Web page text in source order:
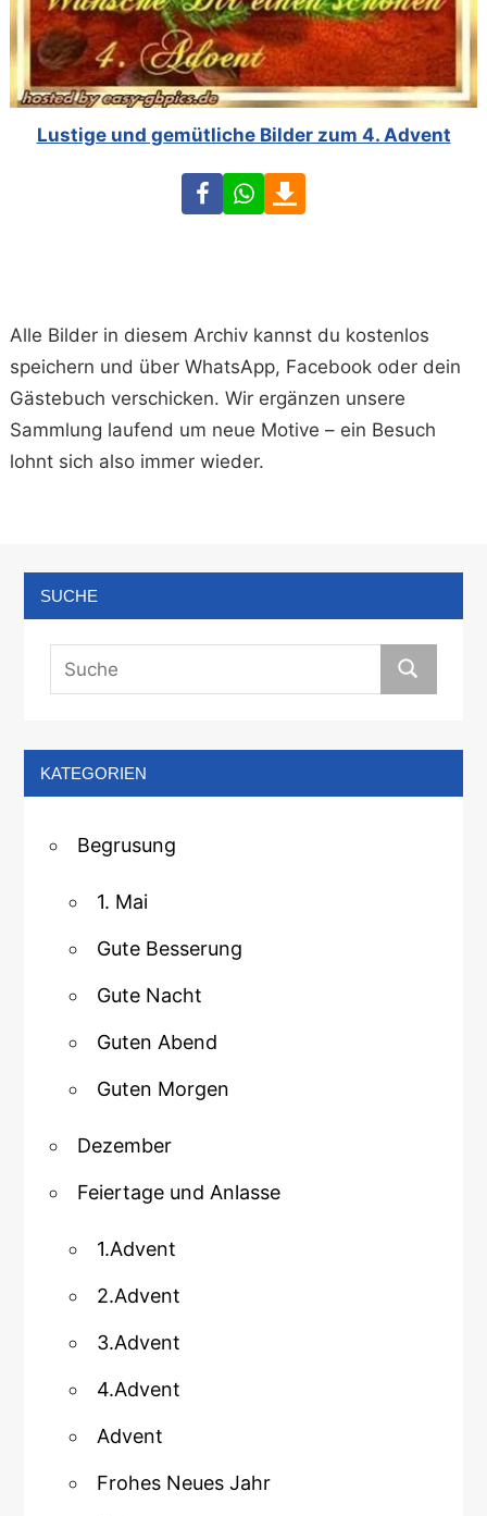
Lustige und gemütliche Bilder zum 4. Advent
FacebookWhatsApp
Alle Bilder in diesem Archiv kannst du kostenlos
speichern und über WhatsApp, Facebook oder dein
Gästebuch verschicken. Wir ergänzen unsere
Sammlung laufend um neue Motive – ein Besuch
lohnt sich also immer wieder.
SUCHE
KATEGORIEN
Begrusung
1. Mai
Gute Besserung
Gute Nacht
Guten Abend
Guten Morgen
Dezember
Feiertage und Anlasse
1.Advent
2.Advent
3.Advent
4.Advent
Advent
Frohes Neues Jahr